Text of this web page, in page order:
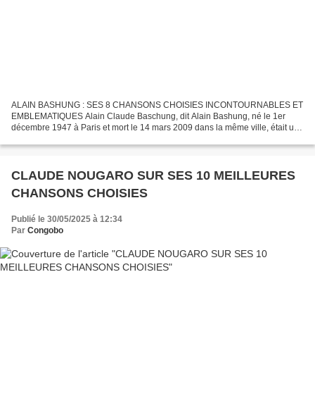
ALAIN BASHUNG : SES 8 CHANSONS CHOISIES INCONTOURNABLES ET
EMBLEMATIQUES Alain Claude Baschung, dit Alain Bashung, né le 1er
décembre 1947 à Paris et mort le 14 mars 2009 dans la même ville, était un
CLAUDE NOUGARO SUR SES 10 MEILLEURES
CHANSONS CHOISIES
Publié le 30/05/2025 à 12:34
Par Congobo